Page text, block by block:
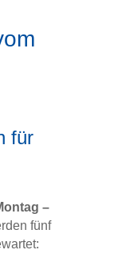
für
–
fünf